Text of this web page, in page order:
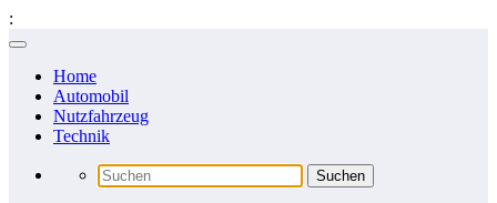
:
Zum
springenHome
Automobil
Nutzfahrzeug
Technik